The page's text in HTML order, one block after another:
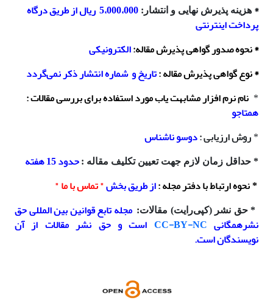
* هزینه پذیرش نهایی و انتشار:
5،000،000 ریال از طریق درگاه
پرداخت اینترنتی
* نحوهصدور گواهی پذیرش مقاله:الکترونیکی
* نوع گواهی پذیرش مقاله:تاریخ و شماره انتشار ذکر نمی‌گردد
* نام نرم افزار مشابهت یاب مورد استفاده برای بررسی مقالات:
همتاجو
* روش ارزیابی :دوسو ناشناس
* حداقل زمان لازم جهت تعیین تکلیف مقاله : حدود 15 هفته
* نحوه ارتباط با دفتر مجله:از طریق بخش" تماس با ما "
*حق‌ نشر (کپی‌رایت) مقالات: مجله تابع قوانین بین المللی حق
نشرهمگانی CC-BY-NC است و حق نشر مقالات از آن
نویسندگان است.